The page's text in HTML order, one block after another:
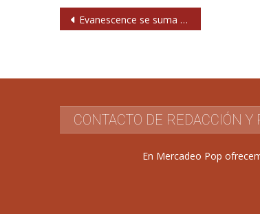
Navegación
Evanescence se suma al Alma Festival Madrid
CONTACTO DE REDACCIÓN Y
En Mercadeo Pop